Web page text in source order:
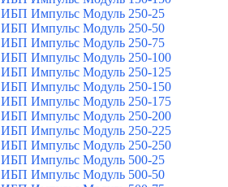
ИБП Импульс Модуль 250-25
ИБП Импульс Модуль 250-50
ИБП Импульс Модуль 250-75
ИБП Импульс Модуль 250-100
ИБП Импульс Модуль 250-125
ИБП Импульс Модуль 250-150
ИБП Импульс Модуль 250-175
ИБП Импульс Модуль 250-200
ИБП Импульс Модуль 250-225
ИБП Импульс Модуль 250-250
ИБП Импульс Модуль 500-25
ИБП Импульс Модуль 500-50